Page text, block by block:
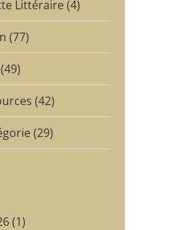
Littéraire (4)
(77)
(42)
(29)
(1)